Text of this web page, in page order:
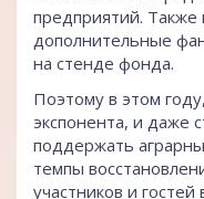
предприятий.
дополнительные
на стенде фонда.
Поэтому в этом
экспонента, и даже
поддержать
темпы
участников и